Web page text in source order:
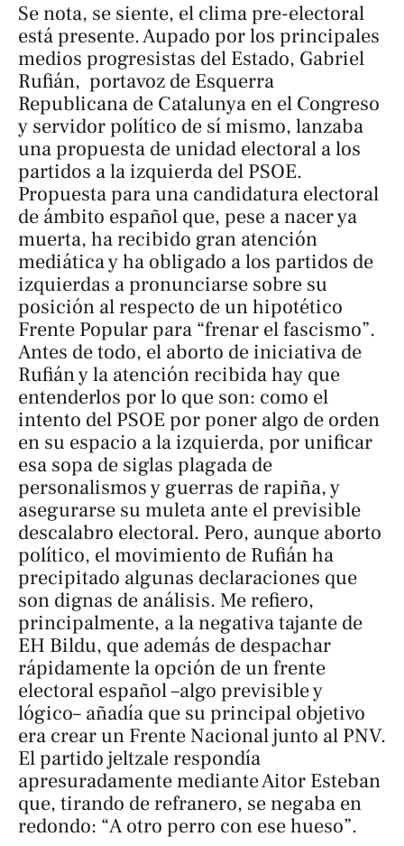
Se nota, se siente, el clima pre-electoral
está presente. Aupado por los principales
medios progresistas del Estado, Gabriel
Rufián, portavoz de Esquerra
Republicana de Catalunya en el Congreso
y servidor político de sí mismo, lanzaba
una propuesta de unidad electoral a los
partidos a la izquierda del PSOE.
Propuesta para una candidatura electoral
de ámbito español que, pese a nacer ya
muerta, ha recibido gran atención
mediática y ha obligado a los partidos de
izquierdas a pronunciarse sobre su
posición al respecto de un hipotético
Frente Popular para “frenar el fascismo”.
Antes de todo, el aborto de iniciativa de
Rufián y la atención recibida hay que
entenderlos por lo que son: como el
intento del PSOE por poner algo de orden
en su espacio a la izquierda, por unificar
esa sopa de siglas plagada de
personalismos y guerras de rapiña, y
asegurarse su muleta ante el previsible
descalabro electoral. Pero, aunque aborto
político, el movimiento de Rufián ha
precipitado algunas declaraciones que
son dignas de análisis. Me refiero,
principalmente, a la negativa tajante de
EH Bildu, que además de despachar
rápidamente la opción de un frente
electoral español –algo previsible y
lógico– añadía que su principal objetivo
era crear un Frente Nacional junto al PNV.
El partido jeltzale respondía
apresuradamente mediante Aitor Esteban
que, tirando de refranero, se negaba en
redondo: “A otro perro con ese hueso”.